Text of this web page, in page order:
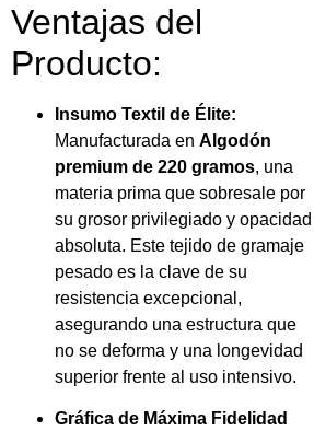
Ventajas del
Producto:
Insumo Textil de Élite:
Manufacturada en Algodón
premium de 220 gramos, una
materia prima que sobresale por
su grosor privilegiado y opacidad
absoluta. Este tejido de gramaje
pesado es la clave de su
resistencia excepcional,
asegurando una estructura que
no se deforma y una longevidad
superior frente al uso intensivo.
Gráfica de Máxima Fidelidad